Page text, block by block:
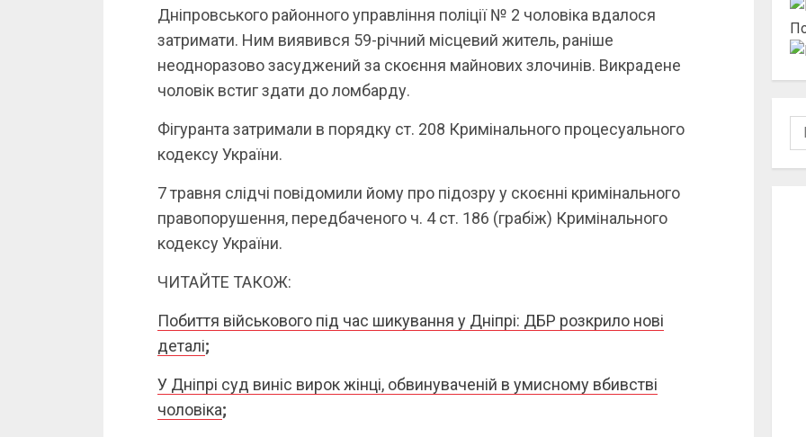
Дніпровського районного управління поліції № 2 чоловіка вдалося
затримати. Ним виявився 59-річний місцевий житель, раніше
неодноразово засуджений за скоєння майнових злочинів. Викрадене
чоловік встиг здати до ломбарду.
Фігуранта затримали в порядку ст. 208 Кримінального процесуального
кодексу України.
7 травня слідчі повідомили йому про підозру у скоєнні кримінального
правопорушення, передбаченого ч. 4 ст. 186 (грабіж) Кримінального
кодексу України.
ЧИТАЙТЕ ТАКОЖ:
Побиття військового під час шикування у Дніпрі: ДБР розкрило нові
деталі;
У Дніпрі суд виніс вирок жінці, обвинуваченій в умисному вбивстві
чоловіка;